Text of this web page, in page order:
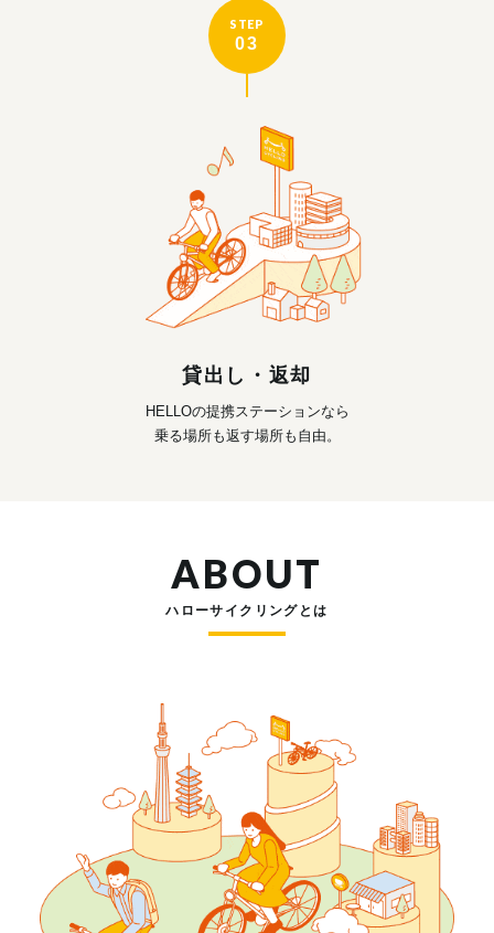
STEP
03
貸出し・返却
HELLOの提携ステーションなら
乗る場所も返す場所も自由。
ABOUT
ハローサイクリングとは